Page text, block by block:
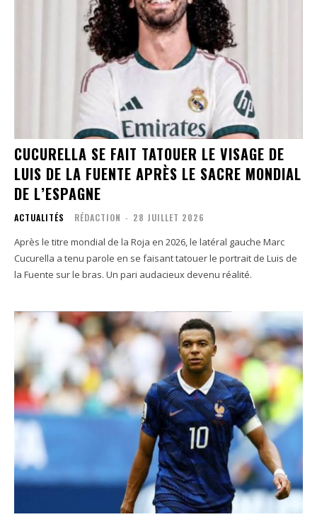
CUCURELLA SE FAIT TATOUER LE VISAGE DE
LUIS DE LA FUENTE APRÈS LE SACRE MONDIAL
DE L’ESPAGNE
ACTUALITÉS RÉDACTION - 28 JUILLET 2026
Après le titre mondial de la Roja en 2026, le latéral gauche Marc
Cucurella a tenu parole en se faisant tatouer le portrait de Luis de
la Fuente sur le bras. Un pari audacieux devenu réalité.